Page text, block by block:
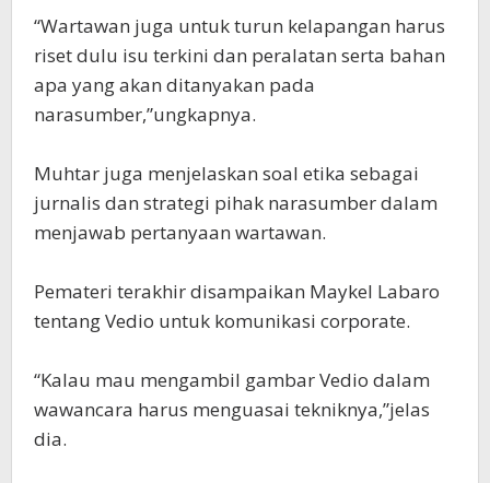
“Wartawan juga untuk turun kelapangan harus
riset dulu isu terkini dan peralatan serta bahan
apa yang akan ditanyakan pada
narasumber,”ungkapnya.
Muhtar juga menjelaskan soal etika sebagai
jurnalis dan strategi pihak narasumber dalam
menjawab pertanyaan wartawan.
Pemateri terakhir disampaikan Maykel Labaro
tentang Vedio untuk komunikasi corporate.
“Kalau mau mengambil gambar Vedio dalam
wawancara harus menguasai tekniknya,”jelas
dia.